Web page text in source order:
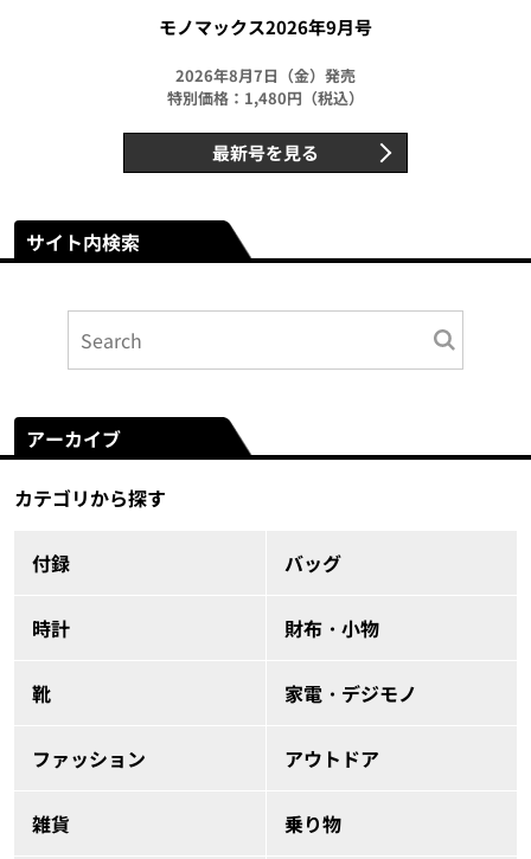
モノマックス2026年9月号
2026年8月7日（金）発売
特別価格：1,480円（税込）
最新号を見る
サイト内検索
アーカイブ
カテゴリから探す
付録 バッグ
時計 財布・小物
靴 家電・デジモノ
ファッション アウトドア
雑貨 乗り物